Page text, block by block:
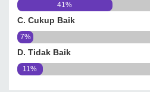
41%
C. Cukup Baik
7%
D. Tidak Baik
11%